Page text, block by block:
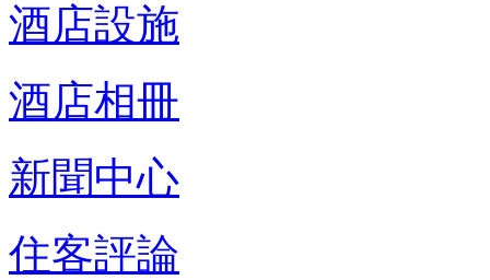
酒店設施
酒店相冊
新聞中心
住客評論